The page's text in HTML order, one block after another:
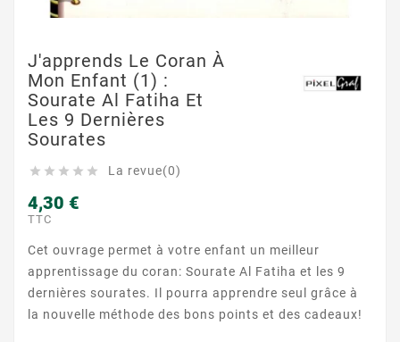
J'apprends Le Coran À
Mon Enfant (1) :
Sourate Al Fatiha Et
Les 9 Dernières
Sourates
     La revue(0)
4,30 €
TTC
Cet ouvrage permet à votre enfant un meilleur
apprentissage du coran: Sourate Al Fatiha et les 9
dernières sourates. Il pourra apprendre seul grâce à
la nouvelle méthode des bons points et des cadeaux!